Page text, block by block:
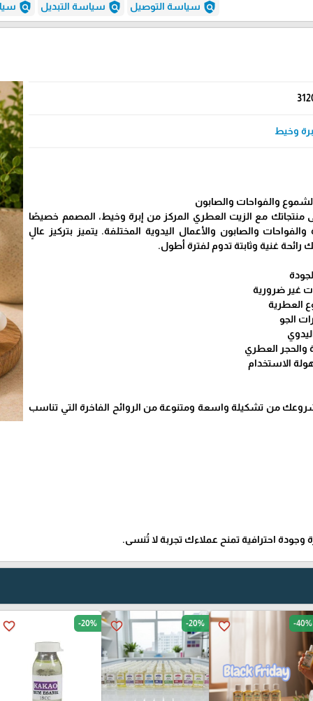
policy سياسة التوصيل policy سياسة التبديل policy
وخيط
والفواحات والصابون
منتجاتك مع الزيت العطري المركز من إبرة وخيط، المصمم خصيصًا
والصابون والأعمال اليدوية المختلفة. يتميز بتركيز عالٍ
رائحة غنية وثابتة تدوم لفترة أطول.
غير ضرورية
العطرية
الجو
والحجر العطري
الاستخدام
من تشكيلة واسعة ومتنوعة من الروائح الفاخرة التي تناسب
وجودة احترافية تمنح عملاءك تجربة لا تُنسى.
favorite_border -40%
favorite_border -20%
favorite_border -20%